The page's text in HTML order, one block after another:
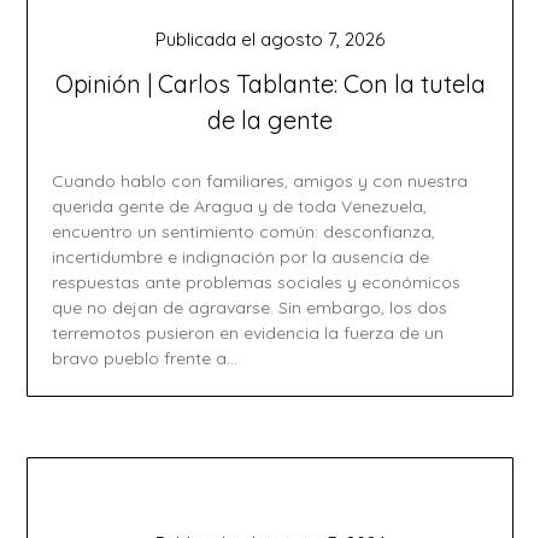
Opinión | Carlos Tablante: Con la tutela
de la gente
Publicada el agosto 7, 2026
Cuando hablo con familiares, amigos y con nuestra
querida gente de Aragua y de toda Venezuela,
encuentro un sentimiento común: desconfianza,
incertidumbre e indignación por la ausencia de
respuestas ante problemas sociales y económicos
que no dejan de agravarse. Sin embargo, los dos
terremotos pusieron en evidencia la fuerza de un
bravo pueblo frente a…